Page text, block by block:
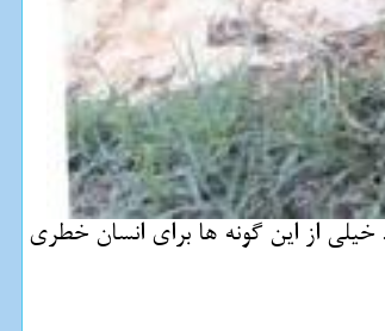
از این گونه ها برای انسان خطری